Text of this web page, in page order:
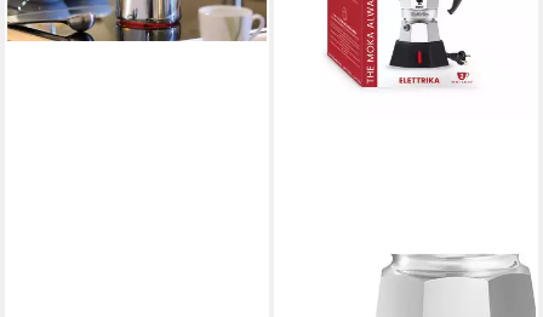
lieferbar - in 1-2 Werktagen bei dir
Filterkaffeemaschine Moka